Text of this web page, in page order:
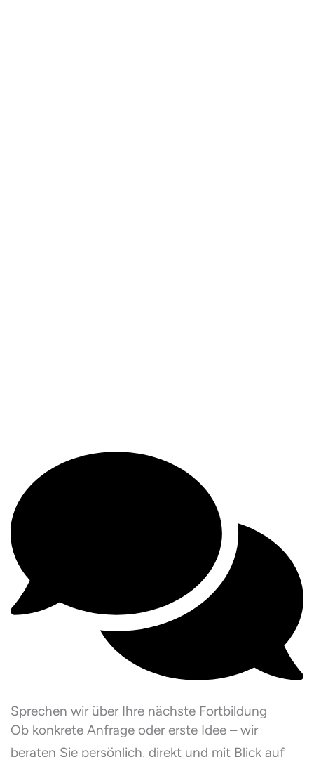
Sprechen wir über Ihre nächste Fortbildung
Ob konkrete Anfrage oder erste Idee – wir
beraten Sie persönlich, direkt und mit Blick auf